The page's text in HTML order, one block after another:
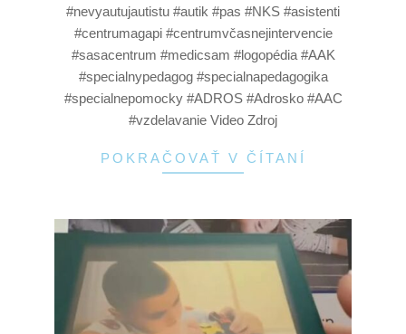
#nevyautujautistu #autik #pas #NKS #asistenti
#centrumagapi #centrumvčasnejintervencie
#sasacentrum #medicsam #logopédia #AAK
#specialnypedagog #specialnapedagogika
#specialnepomocky #ADROS #Adrosko #AAC
#vzdelavanie Video Zdroj
POKRAČOVAŤ V ČÍTANÍ